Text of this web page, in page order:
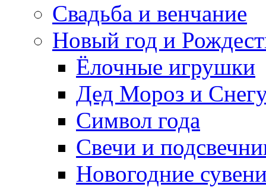
Свадьба и венчание
Новый год и
Ёлочные игрушки
Дед Мороз и
Символ года
Свечи и
Новогодние